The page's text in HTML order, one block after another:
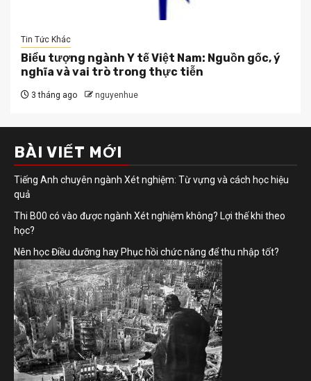
Tin Tức Khác
Biểu tượng ngành Y tế Việt Nam: Nguồn gốc, ý
nghĩa và vai trò trong thực tiễn
3 tháng ago nguyenhue
BÀI VIẾT MỚI
Tiếng Anh chuyên ngành Xét nghiệm: Từ vựng và cách học hiệu
quả
Thi B00 có vào được ngành Xét nghiệm không? Lợi thế khi theo
học?
Nên học Điều dưỡng hay Phục hồi chức năng để thu nhập tốt?